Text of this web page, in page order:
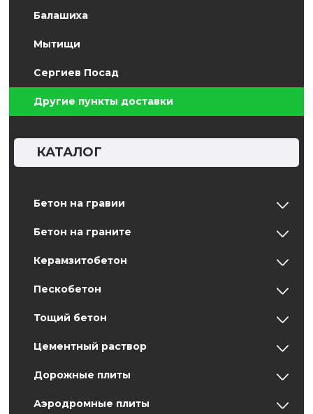
Балашиха
Мытищи
Сергиев Посад
Другие пункты доставки
КАТАЛОГ
Бетон на гравии
Бетон на граните
Керамзитобетон
Пескобетон
Тощий бетон
Цементный раствор
Дорожные плиты
Аэродромные плиты